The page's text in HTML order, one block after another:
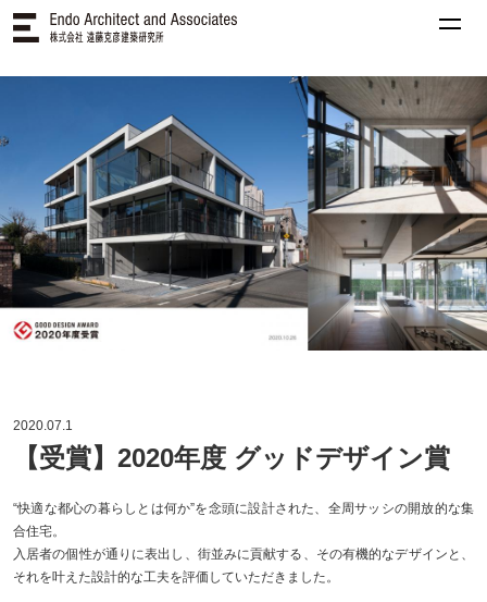
2020.07.1
【受賞】2020年度 グッドデザイン賞
“快適な都心の暮らしとは何か”を念頭に設計された、全周サッシの開放的な集
合住宅。
入居者の個性が通りに表出し、街並みに貢献する、その有機的なデザインと、
それを叶えた設計的な工夫を評価していただきました。